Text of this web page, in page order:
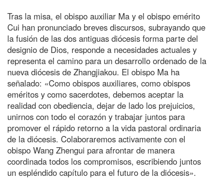
Tras la misa, el obispo auxiliar Ma y el obispo emérito
Cui han pronunciado breves discursos, subrayando que
la fusión de las dos antiguas diócesis forma parte del
designio de Dios, responde a necesidades actuales y
representa el camino para un desarrollo ordenado de la
nueva diócesis de Zhangjiakou. El obispo Ma ha
señalado: «Como obispos auxiliares, como obispos
eméritos y como sacerdotes, debemos aceptar la
realidad con obediencia, dejar de lado los prejuicios,
unirnos con todo el corazón y trabajar juntos para
promover el rápido retorno a la vida pastoral ordinaria
de la diócesis. Colaboraremos activamente con el
obispo Wang Zhengui para afrontar de manera
coordinada todos los compromisos, escribiendo juntos
un espléndido capítulo para el futuro de la diócesis».